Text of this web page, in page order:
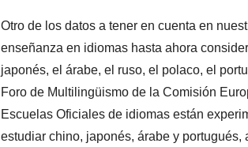
Otro de los datos a tener en cuenta en
enseñanza en idiomas hasta ahora
japonés, el árabe, el ruso, el polaco, el
Foro de Multilingüismo de la Comisión
Escuelas Oficiales de idiomas están
estudiar chino, japonés, árabe y